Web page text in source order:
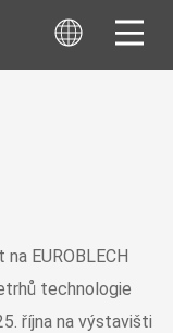
EUROBLECH
technologie
října na výstavišti